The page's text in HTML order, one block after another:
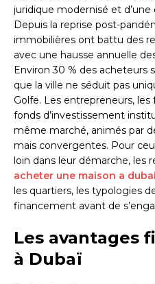
juridique modernisé et
Depuis la reprise post-
immobilières ont battu des
avec une hausse annuelle
Environ 30 % des acheteurs
que la ville ne séduit pas
Golfe. Les entrepreneurs,
fonds d’investissement
même marché, animés par
mais convergentes. Pour
loin dans leur démarche, les
acheter une maison a dubai
les quartiers, les typologies
financement avant de
Les avantages
à Dubaï